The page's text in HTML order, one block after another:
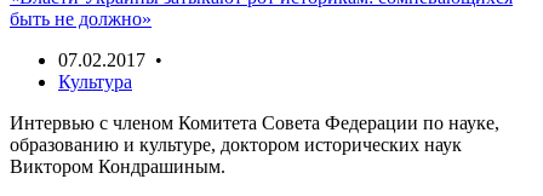
быть не должно»
07.02.2017 •
Культура
Интервью с членом Комитета Совета Федерации по науке,
образованию и культуре, доктором исторических наук
Виктором Кондрашиным.